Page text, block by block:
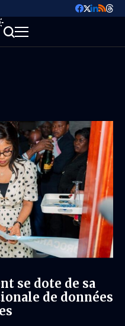
se dote de sa
de données